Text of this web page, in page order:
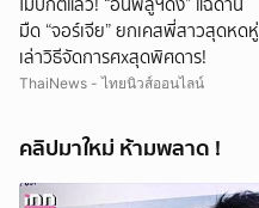
มืด “จอร์เจีย” ยกเคสพี่สาวสุดหดหู่
เล่าวิธีจัดการศxสุดพิศดาร!
ThaiNews - ไทยนิวส์ออนไลน์
คลิปมาใหม่ ห้ามพลาด !